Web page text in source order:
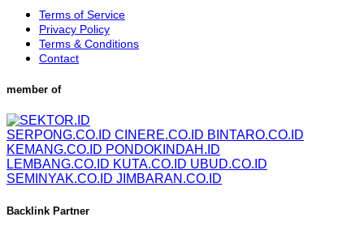
Terms of Service
Privacy Policy
Terms & Conditions
Contact
member of
SERPONG.CO.ID CINERE.CO.ID BINTARO.CO.ID
KEMANG.CO.ID PONDOKINDAH.ID
LEMBANG.CO.ID KUTA.CO.ID UBUD.CO.ID
SEMINYAK.CO.ID JIMBARAN.CO.ID
Backlink Partner